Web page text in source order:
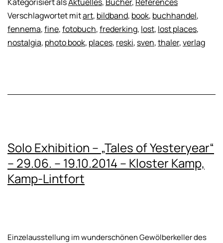
Zeit
Verschlagwortet mitart, bildband, book, buchhandel,
fennema,fine,fotobuch,frederking, lost, lost places,
nostalgia, photo book, places, reski, sven,thaler,verlag
Solo Exhibition – „Tales of Yesteryear“
– 29.06. – 19.10.2014 – Kloster Kamp,
Kamp-Lintfort
Einzelausstellung im wunderschönen Gewölberkeller des